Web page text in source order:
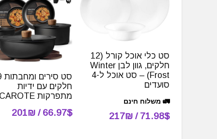
סט כלי אוכל קורל (12
חלקים, גוון לבן Winter
Frost) – סט אוכל ל-4
סועדים
🚛 משלוח חינם
71.98$ / 217₪
חלקים עם ידיות
מתפרקות CAROTE
66.97$ / 201₪